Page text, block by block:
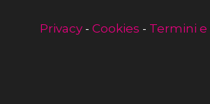
Privacy- Cookies - Termini e